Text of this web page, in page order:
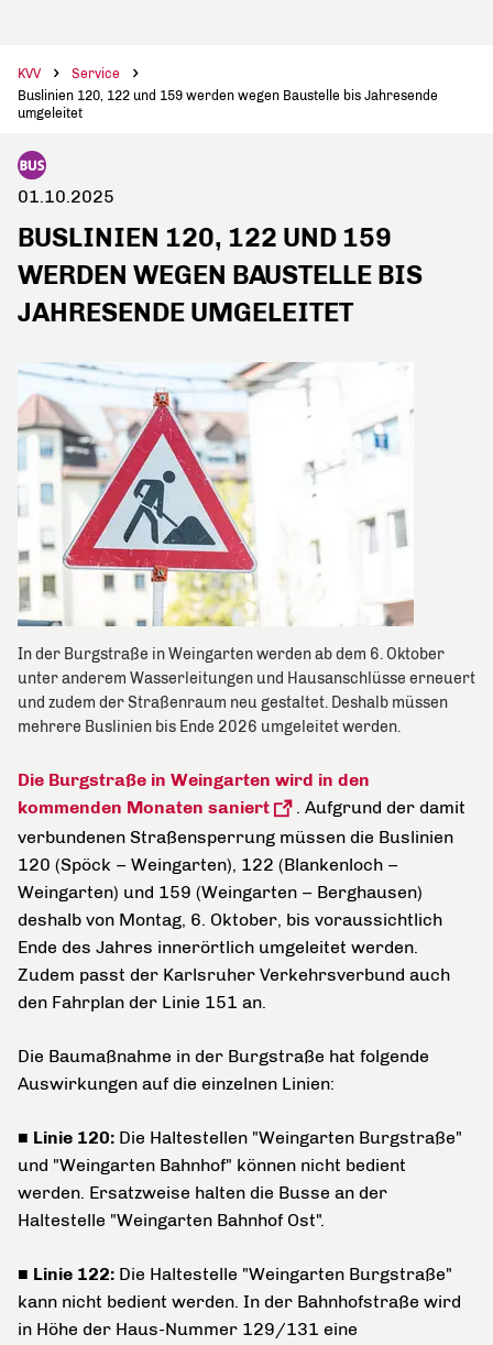
KVV
Service
Buslinien 120, 122 und 159 werden wegen Baustelle bis Jahresende
umgeleitet
01.10.2025
BUSLINIEN 120, 122 UND 159
WERDEN WEGEN BAUSTELLE BIS
JAHRESENDE UMGELEITET
In der Burgstraße in Weingarten werden ab dem 6. Oktober
unter anderem Wasserleitungen und Hausanschlüsse erneuert
und zudem der Straßenraum neu gestaltet. Deshalb müssen
mehrere Buslinien bis Ende 2026 umgeleitet werden.
Die Burgstraße in Weingarten wird in den
kommenden Monaten saniert
. Aufgrund der damit
verbundenen Straßensperrung müssen die Buslinien
120 (Spöck – Weingarten), 122 (Blankenloch –
Weingarten) und 159 (Weingarten – Berghausen)
deshalb von Montag, 6. Oktober, bis voraussichtlich
Ende des Jahres innerörtlich umgeleitet werden.
Zudem passt der Karlsruher Verkehrsverbund auch
den Fahrplan der Linie 151 an.
Die Baumaßnahme in der Burgstraße hat folgende
Auswirkungen auf die einzelnen Linien:
■ Linie 120: Die Haltestellen "Weingarten Burgstraße"
und "Weingarten Bahnhof" können nicht bedient
werden. Ersatzweise halten die Busse an der
Haltestelle "Weingarten Bahnhof Ost".
■ Linie 122: Die Haltestelle "Weingarten Burgstraße"
kann nicht bedient werden. In der Bahnhofstraße wird
in Höhe der Haus-Nummer 129/131 eine